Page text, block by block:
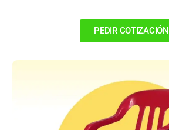
PEDIR COTIZACIÓN